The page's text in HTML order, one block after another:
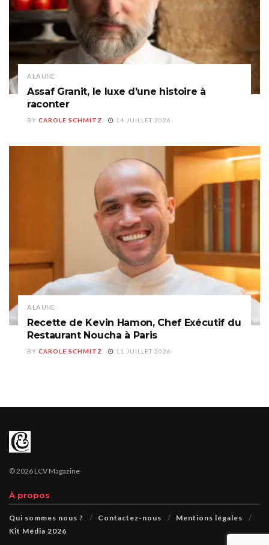
A LA UNE
Assaf Granit, le luxe d’une histoire à
raconter
BY CAROLE SCHMITZ 14 JUILLET 2026
A LA UNE
Recette de Kevin Hamon, Chef Exécutif du
Restaurant Noucha à Paris
BY CAROLE SCHMITZ 11 JUILLET 2026
© 2026 LCV Magazine
À propos
Qui sommes nous ? Contactez-nous
Mentions légales
Kit Média 2026